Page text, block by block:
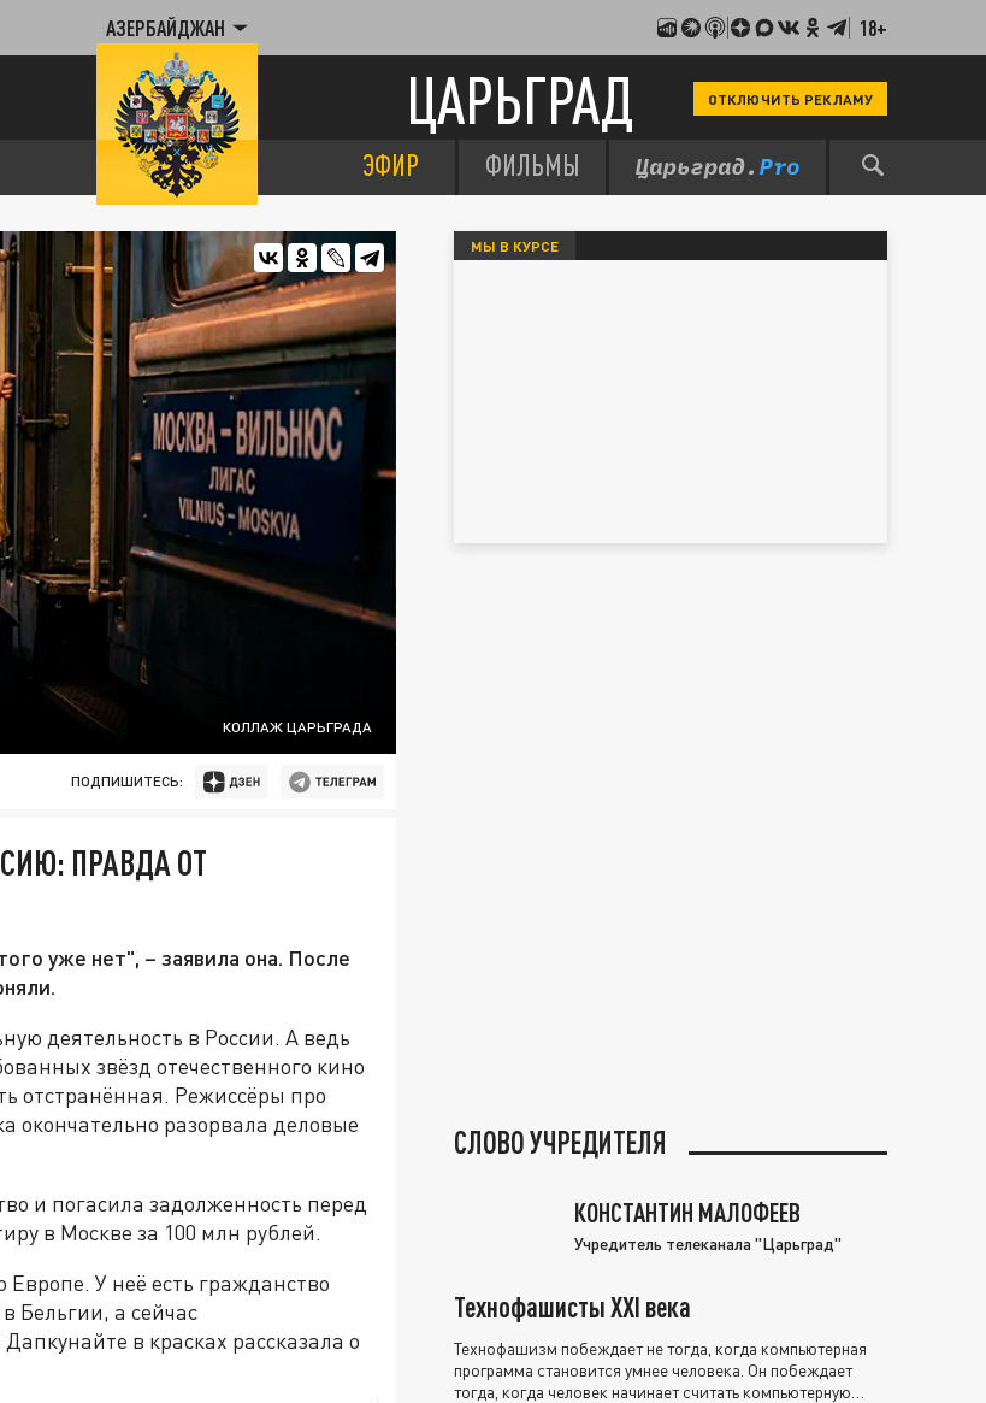
АЗЕРБАЙДЖАН 18+
ЦАРЬГРАД ОТКЛЮЧИТЬ РЕКЛАМУ
ЭФИР ФИЛЬМЫ
КОЛЛАЖ ЦАРЬГРАДА
ПОДПИШИТЕСЬ:
ПРАВДА ОТ
уже нет", – заявила она. После
деятельность в России. А ведь
звёзд отечественного кино
отстранённая. Режиссёры про
окончательно разорвала деловые
и погасила задолженность перед
в Москве за 100 млн рублей.
Европе. У неё есть гражданство
Бельгии, а сейчас
в красках рассказала о
МЫ В КУРСЕ
СЛОВО УЧРЕДИТЕЛЯ
КОНСТАНТИН МАЛОФЕЕВ
Учредитель телеканала "Царьград"
Технофашисты XXI века
Технофашизм побеждает не тогда, когда компьютерная
программа становится умнее человека. Он побеждает
тогда, когда человек начинает считать компьютерную